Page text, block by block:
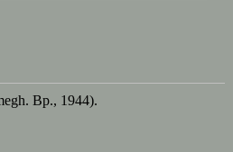
Bp., 1944).